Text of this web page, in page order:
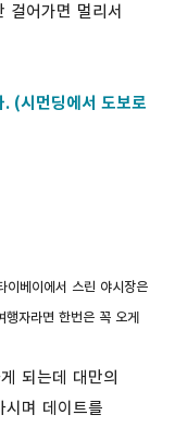
어가면 멀리서
(시먼딩에서 도보로
이베이에서 스린 야시장은
행자라면 한번은 꼭 오게
되는데 대만의
며 데이트를